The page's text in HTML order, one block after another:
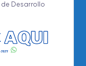
Desarrollo